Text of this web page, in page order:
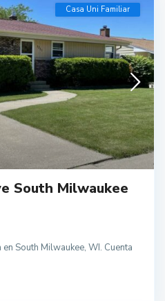
Casa Uni Familiar
South Milwaukee
South Milwaukee, WI. Cuenta